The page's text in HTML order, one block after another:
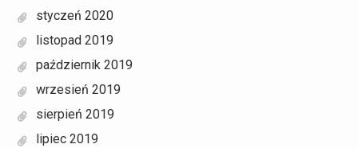
styczeń 2020
listopad 2019
październik 2019
wrzesień 2019
sierpień 2019
lipiec 2019